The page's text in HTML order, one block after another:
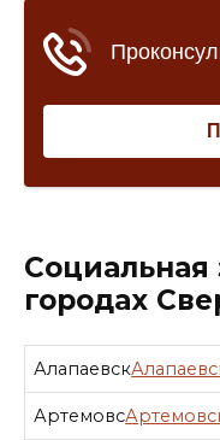
Социальная
городах
Алапаевск
Артемовс